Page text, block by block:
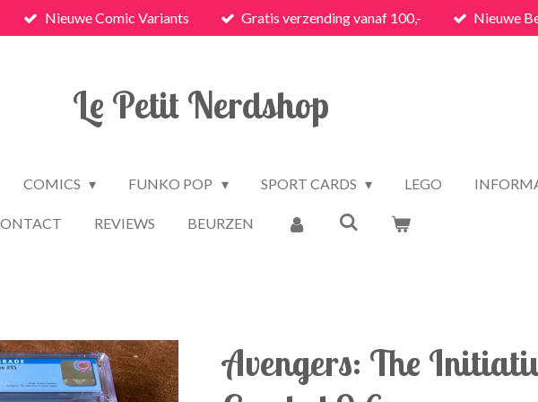
Nieuwe Comic Variants Gratis verzending vanaf 100,- Nieuwe
Le Petit Nerdshop
COMICS FUNKO POP SPORT CARDS LEGO
REVIEWS BEURZEN
Avengers: The